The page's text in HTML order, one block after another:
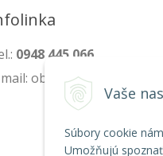
Vaše
Súbory cookie
Umožňujú
0948 445 066